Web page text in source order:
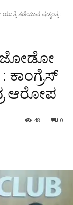
ತಡೆಯುವ ಷಡ್ಯಂತ್ರ :
ಜೋಡೋ
ಕಾಂಗ್ರೆಸ್
ಆರೋಪ
0
48